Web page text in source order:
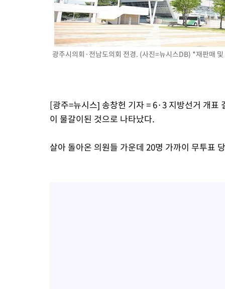
[속보] 뉴욕증시, 일제 하락 마감…나스닥 0.06%↓
광주시의회·전남도의회 전경. (사진=뉴시스DB) *재판매
[광주=뉴시스] 송창헌 기자 = 6·3 지방선거 개표
이 물갈이된 것으로 나타났다.
살아 돌아온 의원들 가운데 20명 가까이 무투표